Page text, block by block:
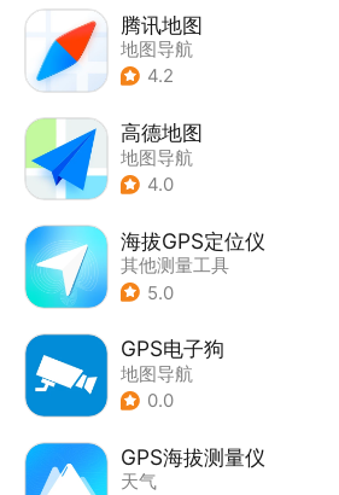
腾讯地图
地图导航
4.2
高德地图
地图导航
4.0
海拔GPS定位仪
其他测量工具
5.0
GPS电子狗
地图导航
0.0
GPS海拔测量仪
天气